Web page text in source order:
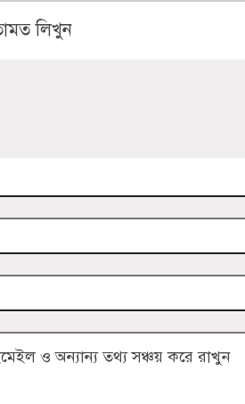
লিখুন
ও অন্যান্য তথ্য সঞ্চয় করে রাখুন